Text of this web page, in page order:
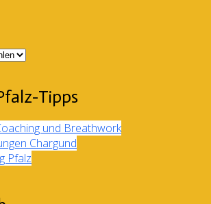
Tipps
und Breathwork
Chargund
Pfalz